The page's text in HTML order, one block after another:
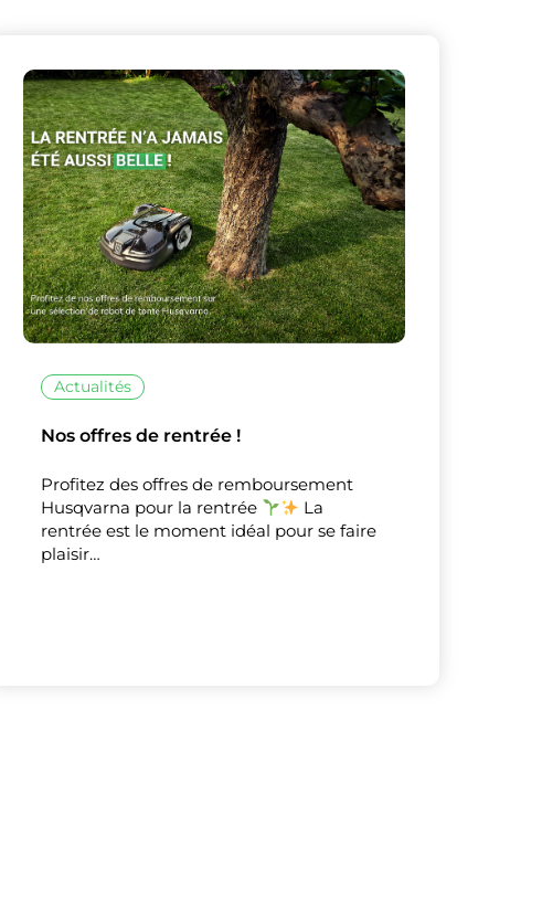
Actualités
Nos offres de rentrée !
Profitez des offres de remboursement
Husqvarna pour la rentrée
La
rentrée est le moment idéal pour se faire
plaisir…